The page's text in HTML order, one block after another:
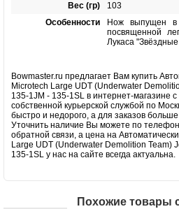
Вес (гр)
103
Особенности
Нож выпущен в
посвященной
Лукаса
Bowmaster.ru предлагает Вам купить
Microtech Large UDT (Underwater
135-1JM - 135-1SL в интернет-магазине
собственной курьерской службой по
быстро и недорого, а для заказов
Уточнить наличие Вы можете по
обратной связи, а цена на
Large UDT (Underwater Demolition Team)
135-1SL у нас на сайте всегда актуальна.
Похожие товары